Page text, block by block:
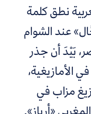
نطق كلمة
عند الشوام
بَيْدَ أن جذر
الأمازيغية،
مزاب في